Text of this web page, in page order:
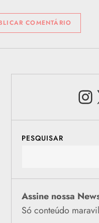
PESQUISAR
Assine nossa
Só conteúdo